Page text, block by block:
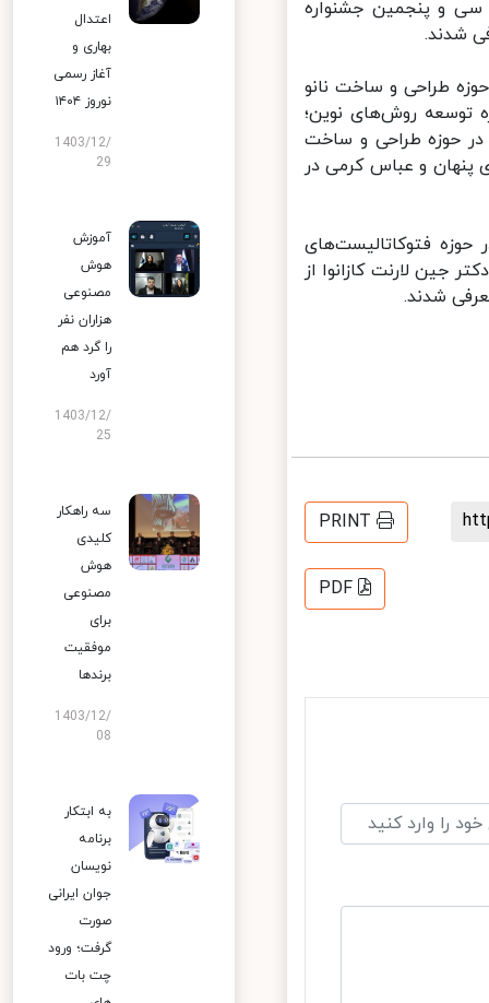
و پنجمین جشنواره
شدند.
طراحی و ساخت نانو
توسعه روش‌های نوین؛
حوزه طراحی و ساخت
پنهان و عباس کرمی در
فتوکاتالیست‌های
جین لارنت کازانوا از
شدند.
PRINT
PDF
اعتدال
بهاری و
آغاز رسمی
نوروز ۱۴۰۴
1403/12/
29
آموزش
هوش
مصنوعی
هزاران نفر
را گرد هم
آورد
1403/12/
25
سه راهکار
کلیدی
هوش
مصنوعی
برای
موفقیت
برندها
1403/12/
08
به ابتکار
برنامه
نویسان
جوان ایرانی
صورت
گرفت؛ ورود
چت بات